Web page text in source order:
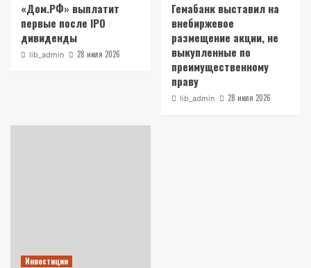
«Дом.РФ» выплатит
первые после IPO
дивиденды
lib_admin 28 июля 2026
Гемабанк выставил на
внебиржевое
размещение акции, не
выкупленные по
преимущественному
праву
lib_admin 28 июля 2026
Инвестиции